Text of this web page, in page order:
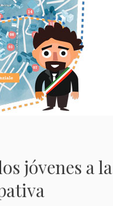
jóvenes a la